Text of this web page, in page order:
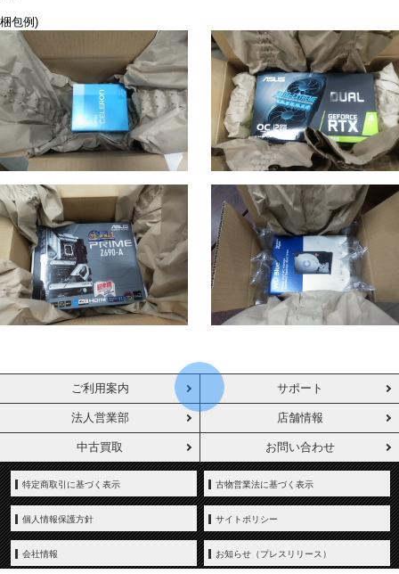
梱包例)
ご利用案内 サポート
法人営業部 店舗情報
中古買取 お問い合わせ
特定商取引に基づく表示 古物営業法に基づく表示
個人情報保護方針 サイトポリシー
会社情報 お知らせ（プレスリリース）